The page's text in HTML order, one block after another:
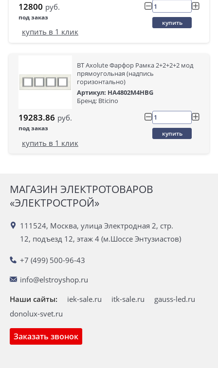
12800 руб.
под заказ
купить
купить в 1 клик
BT Axolute Фарфор Рамка 2+2+2+2 мод
прямоугольная (надпись
горизонтально)
Артикул: HA4802M4HBG
Бренд: Bticino
19283.86 руб.
под заказ
купить
купить в 1 клик
МАГАЗИН ЭЛЕКТРОТОВАРОВ
«ЭЛЕКТРОСТРОЙ»
111524, Москва, улица Электродная 2, стр.
12, подъезд 12, этаж 4 (м.Шоссе Энтузиастов)
+7 (499) 500-96-43
info@elstroyshop.ru
Заказать звонок
Наши сайты: iek-sale.ru itk-sale.ru
gauss-led.ru
donolux-svet.ru